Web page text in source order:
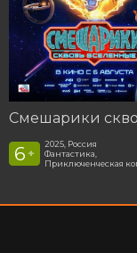
6 +
2025, Россия
Фантастика,
Приключенческая